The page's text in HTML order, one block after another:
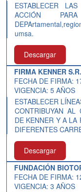
ESTABLECER
ACCIÓN PARA
umsa.
Descargar
FIRMA KENNER
FECHA DE FIRMA:
VIGENCIA: 5 AÑOS
ESTABLECER
CONTRIBUYAN AL
DE KENNER Y A LA
DIFERENTES
Descargar
FUNDACIÓN
FECHA DE FIRMA:
VIGENCIA: 3 AÑOS